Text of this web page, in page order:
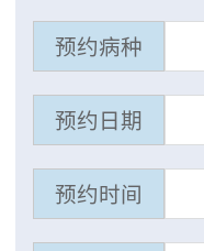
预约病种
预约日期
预约时间